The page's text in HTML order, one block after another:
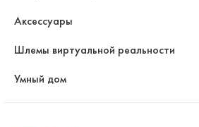
Аксессуары
Шлемы виртуальной реальности
Умный дом